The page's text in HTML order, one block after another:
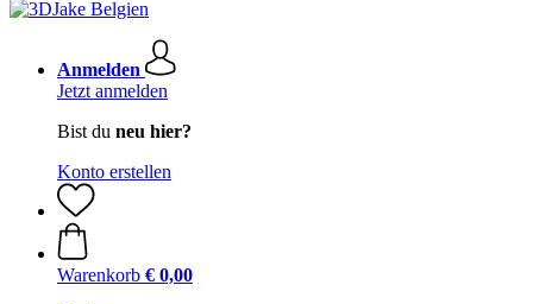
Anmelden
Jetzt anmelden
Bist du neu hier?
Konto erstellen
Warenkorb € 0,00